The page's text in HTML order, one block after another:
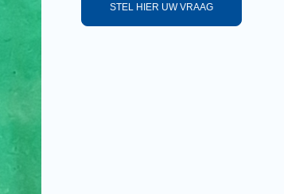
STEL HIER UW VRAAG